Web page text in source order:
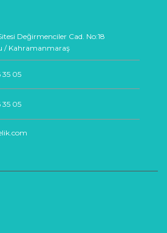
Değirmenciler Cad. No:18
/ Kahramanmaraş
35 05
35 05